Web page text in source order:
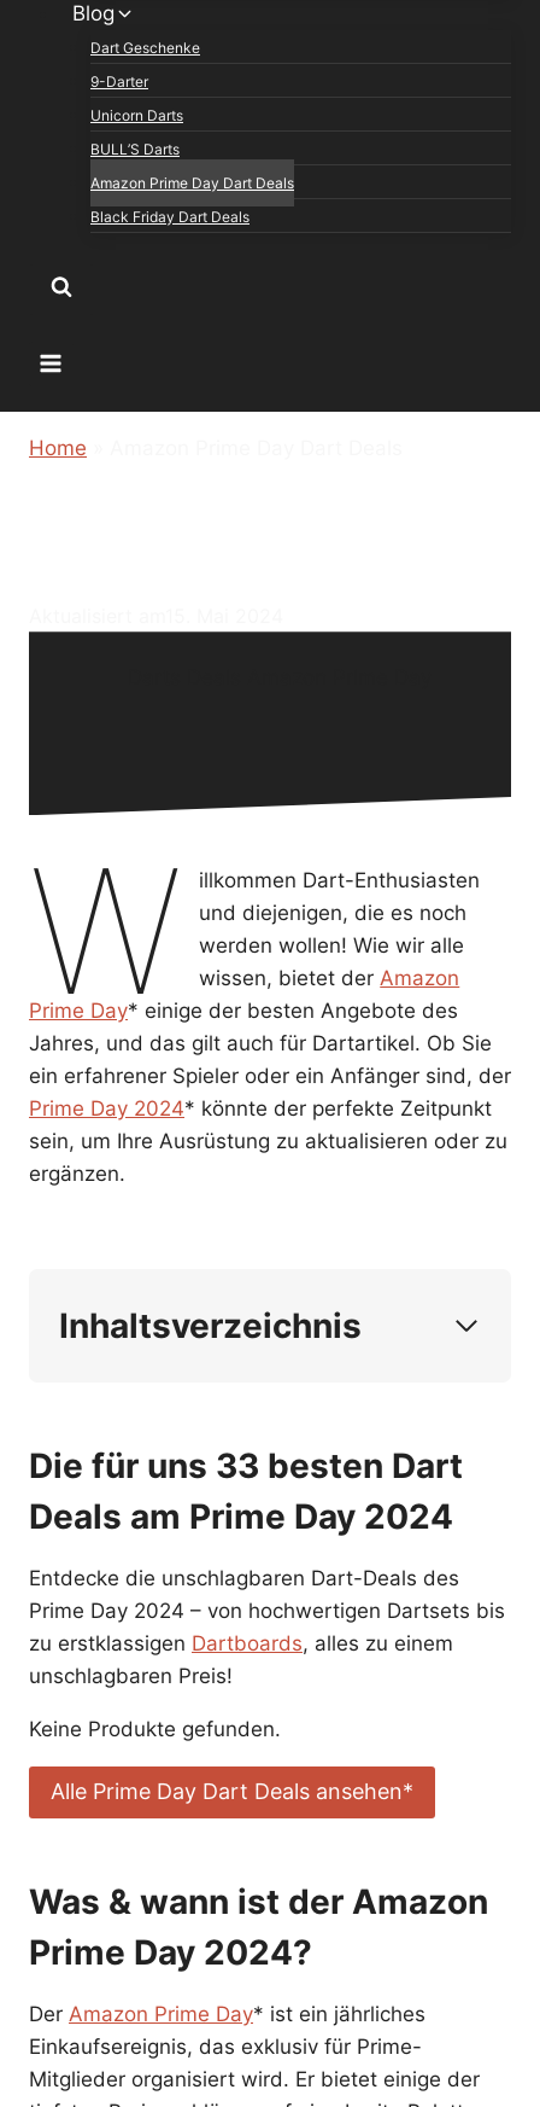
Blog
Dart Geschenke
9-Darter
Unicorn Darts
BULL’S Darts
Amazon Prime Day Dart Deals
Black Friday Dart Deals
Home
W
illkommen Dart-Enthusiasten
und diejenigen, die es noch
werden wollen! Wie wir alle
wissen, bietet derAmazon
Prime Day* einige der besten Angebote des
Jahres, und das gilt auch für Dartartikel. Ob Sie
ein erfahrener Spieler oder ein Anfänger sind, der
Prime Day 2024* könnte der perfekte Zeitpunkt
sein, um Ihre Ausrüstung zu aktualisieren oder zu
ergänzen.
Inhaltsverzeichnis
2024?
Wie kann ich am Amazon Prime Day
teilnehmen?
Welche Darts-Deals gibt es am Prime Day?
Lohnt sich der Amazon Prime Day für
Dartspieler?
Häufige Fragen
2024?
Wer kann am Amazon Prime Day
teilnehmen?
Die für uns 33 besten Dart
Deals am Prime Day 2024
Entdecke die unschlagbaren Dart-Deals des
Prime Day 2024 – von hochwertigen Dartsets bis
zu erstklassigen Dartboards, alles zu einem
unschlagbaren Preis!
Keine Produkte gefunden.
Alle Prime Day Dart Deals ansehen*
Was & wann ist der Amazon
Prime Day 2024?
Der Amazon Prime Day* ist ein jährliches
Einkaufsereignis, das exklusiv für Prime-
Mitglieder organisiert wird. Er bietet einige der